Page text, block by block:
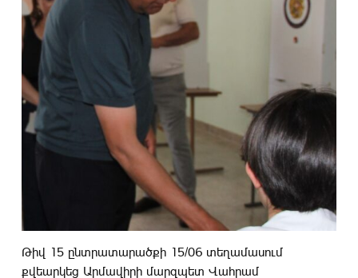
Թիվ 15 ընտրատարածքի 15/06 տեղամասում
քվեարկեց Արմավիրի մարզպետ Վահրամ